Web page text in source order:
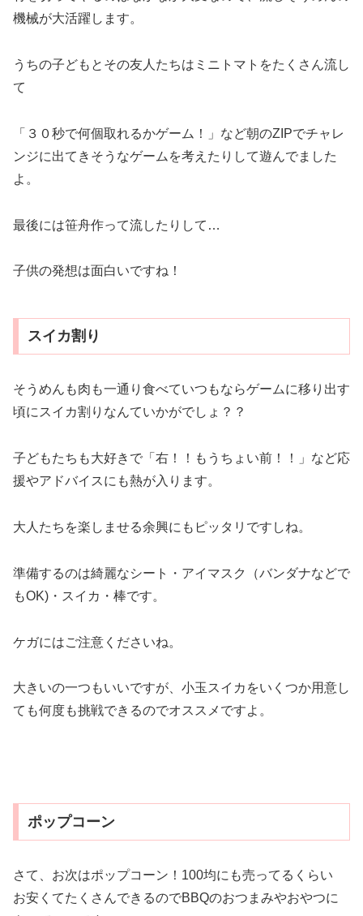
機械が大活躍します。
うちの子どもとその友人たちはミニトマトをたくさん流し
て
「３０秒で何個取れるかゲーム！」など朝のZIPでチャレ
ンジに出てきそうなゲームを考えたりして遊んでました
よ。
最後には笹舟作って流したりして…
子供の発想は面白いですね！
スイカ割り
そうめんも肉も一通り食べていつもならゲームに移り出す
頃にスイカ割りなんていかがでしょ？？
子どもたちも大好きで「右！！もうちょい前！！」など応
援やアドバイスにも熱が入ります。
大人たちを楽しませる余興にもピッタリですしね。
準備するのは綺麗なシート・アイマスク（バンダナなどで
もOK)・スイカ・棒です。
ケガにはご注意くださいね。
大きいの一つもいいですが、小玉スイカをいくつか用意し
ても何度も挑戦できるのでオススメですよ。
ポップコーン
さて、お次はポップコーン！100均にも売ってるくらい
お安くてたくさんできるのでBBQのおつまみやおやつに